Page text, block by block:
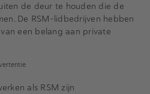
de deur te houden die de
De RSM-lidbedrijven hebben
een belang aan private
als RSM zijn